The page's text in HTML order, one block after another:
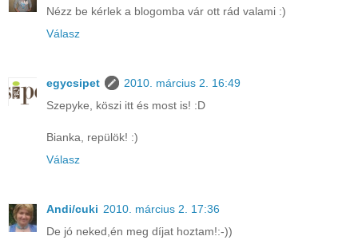
Nézz be kérlek a blogomba vár ott rád valami :)
Válasz
egycsipet
2010. március 2. 16:49
Szepyke, köszi itt és most is! :D
Bianka, repülök! :)
Válasz
Andi/cuki 2010. március 2. 17:36
De jó neked,én meg díjat hoztam!:-))